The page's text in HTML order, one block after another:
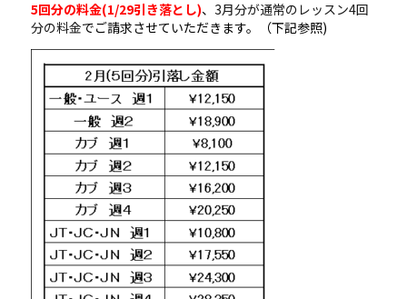
5回分の料金(1/29引き落とし)、3月分が通常のレッスン4回
分の料金でご請求させていただきます。（下記参照)